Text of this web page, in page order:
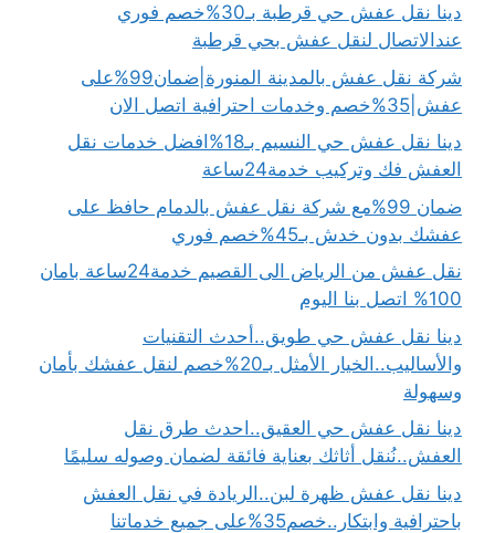
دينا نقل عفش حي قرطبة بـ30%خصم فوري
عندالاتصال لنقل عفش بحي قرطبة
شركة نقل عفش بالمدينة المنورة|ضمان99%على
عفش|35%خصم وخدمات احترافية اتصل الان
دينا نقل عفش حي النسيم بـ18%افضل خدمات نقل
العفش فك وتركيب خدمة24ساعة
ضمان 99%مع شركة نقل عفش بالدمام حافظ على
عفشك بدون خدش بـ45%خصم فوري
نقل عفش من الرياض الى القصيم خدمة24ساعة بامان
100% اتصل بنا اليوم
دينا نقل عفش حي طويق..أحدث التقنيات
والأساليب..الخيار الأمثل بـ20%خصم لنقل عفشك بأمان
وسهولة
دينا نقل عفش حي العقيق..احدث طرق نقل
العفش..نُنقل أثاثك بعناية فائقة لضمان وصوله سليمًا
دينا نقل عفش ظهرة لبن..الريادة في نقل العفش
باحترافية وابتكار..خصم35%على جميع خدماتنا